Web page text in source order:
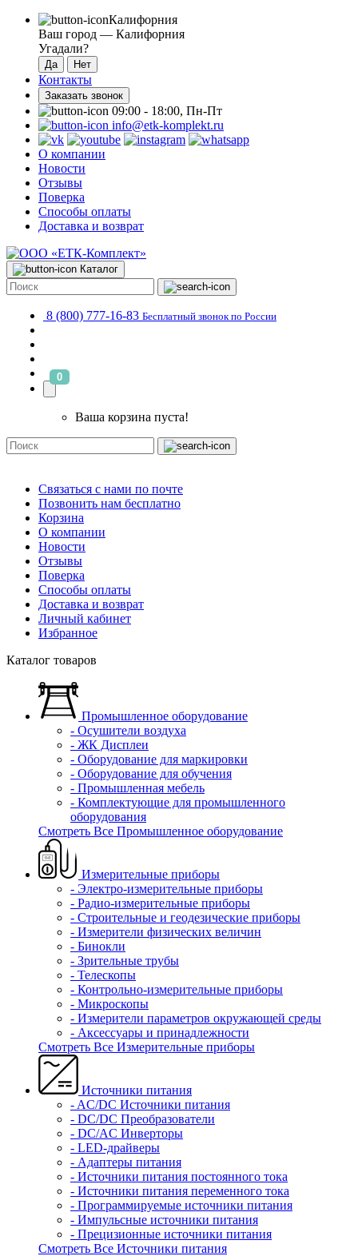
Калифорния
Ваш город — Калифорния
Угадали?
Контакты
Заказать звонок
09:00 - 18:00, Пн-Пт
info@etk-komplekt.ru
О компании
Новости
Отзывы
Поверка
Способы оплаты
Доставка и возврат
Каталог
8 (800) 777-16-83 Бесплатный звонок по России
0
Ваша корзина пуста!
Связаться с нами по почте
Позвонить нам бесплатно
Корзина
О компании
Новости
Отзывы
Поверка
Способы оплаты
Доставка и возврат
Личный кабинет
Избранное
Каталог товаров
Промышленное оборудование
- Осушители воздуха
- ЖК Дисплеи
- Оборудование для маркировки
- Оборудование для обучения
- Промышленная мебель
- Комплектующие для промышленного
оборудования
Смотреть Все Промышленное оборудование
Измерительные приборы
- Электро-измерительные приборы
- Радио-измерительные приборы
- Строительные и геодезические приборы
- Измерители физических величин
- Бинокли
- Зрительные трубы
- Телескопы
- Контрольно-измерительные приборы
- Микроскопы
- Измерители параметров окружающей среды
- Аксессуары и принадлежности
Смотреть Все Измерительные приборы
Источники питания
- AC/DC Источники питания
- DC/DC Преобразователи
- DC/AC Инверторы
- LED-драйверы
- Адаптеры питания
- Источники питания постоянного тока
- Источники питания переменного тока
- Программируемые источники питания
- Импульсные источники питания
- Прецизионные источники питания
Смотреть Все Источники питания